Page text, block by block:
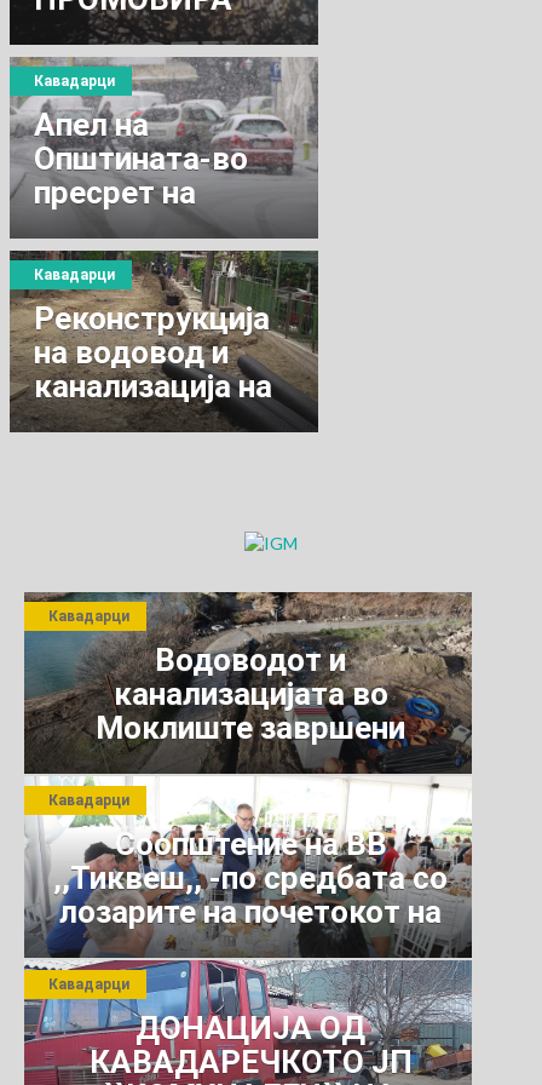
НОВО ДЕЛО -
“Мрзен Ораовец“
Aпел на
Општината-во
пресрет на
снежни врнежи
Кавадарци
Реконструкција
на водовод и
канализација на
„4 јули“
Кавадарци
Водоводот и
канализацијата во
Моклиште завршени
Кавадарци
Соопштение на ВВ
,,Тиквеш,, -по средбата со
лозарите на почетокот на
јули 2026 г.
Кавадарци
ДОНАЦИЈА ОД
КАВАДАРЕЧКОТО ЈП
Кавадарци